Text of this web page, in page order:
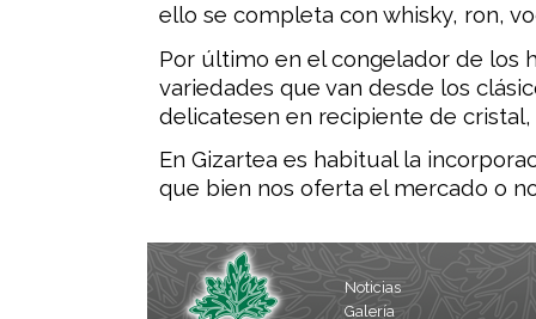
ello se completa con whisky, ron,
Por último en el congelador de los
variedades que van desde los
delicatesen en recipiente de
En Gizartea es habitual la
que bien nos oferta el mercado o
Noticias
Galería